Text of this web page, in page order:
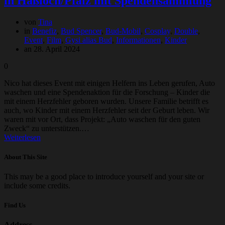
von Tina
in Benefiz, Bud Spencer, Bud-Mobil, Cosplay, Double,
Event, Film, Gysi alias Bud, Informationen, Kinder
an 28. April 2024
0
Nico hat dieses Event mit einigen Helfern ins Leben gerufen, Auto
waschen und eine Spendenaktion für die Forschung – Kinder die
mit einem Herzfehler geboren wurden. Unsere Familie betrifft es
auch, wo Kinder mit einem Herzfehler seit der Geburt leben. Wir
waren mit vor Ort, dass Projekt: „Auto waschen für den guten
Zweck“ zu unterstützen.…
Weiterlesen
About This Site
This may be a good place to introduce yourself and your site or
include some credits.
Find Us